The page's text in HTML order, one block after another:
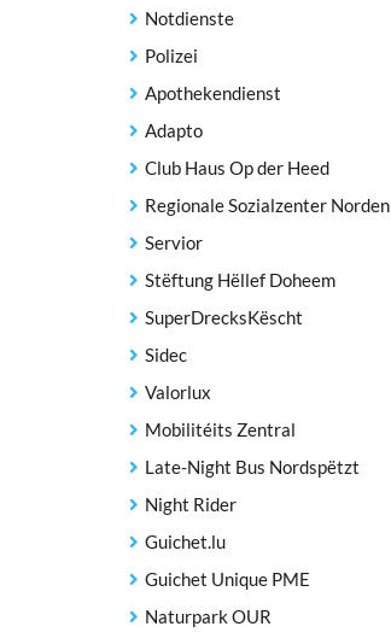
Notdienste
Polizei
Apothekendienst
Adapto
Club Haus Op der Heed
Regionale Sozialzenter Norden
Servior
Stëftung Hëllef Doheem
SuperDrecksKëscht
Sidec
Valorlux
Mobilitéits Zentral
Late-Night Bus Nordspëtzt
Night Rider
Guichet.lu
Guichet Unique PME
Naturpark OUR